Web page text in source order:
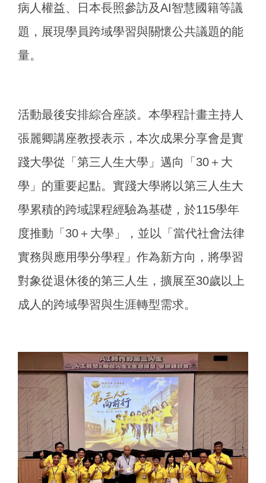
病人權益、日本長照參訪及AI智慧國籍等議
題，展現學員跨域學習與關懷公共議題的能
量。
活動最後安排綜合座談。本學程計畫主持人
張麗卿講座教授表示，本次成果分享會是實
踐大學從「第三人生大學」邁向「30＋大
學」的重要起點。實踐大學將以第三人生大
學累積的跨域課程經驗為基礎，於115學年
度推動「30＋大學」，並以「當代社會法律
實務與應用學分學程」作為新方向，將學習
對象從退休後的第三人生，擴展至30歲以上
成人的跨域學習與生涯轉型需求。